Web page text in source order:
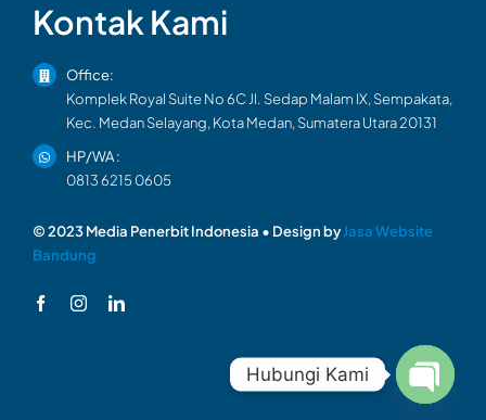
Kontak Kami
Office:
Komplek Royal Suite No 6C Jl. Sedap Malam IX, Sempakata,
Kec. Medan Selayang, Kota Medan, Sumatera Utara 20131
HP/WA :
0813 6215 0605
© 2023 Media Penerbit Indonesia • Design byJasa Website
Bandung
Hubungi Kami